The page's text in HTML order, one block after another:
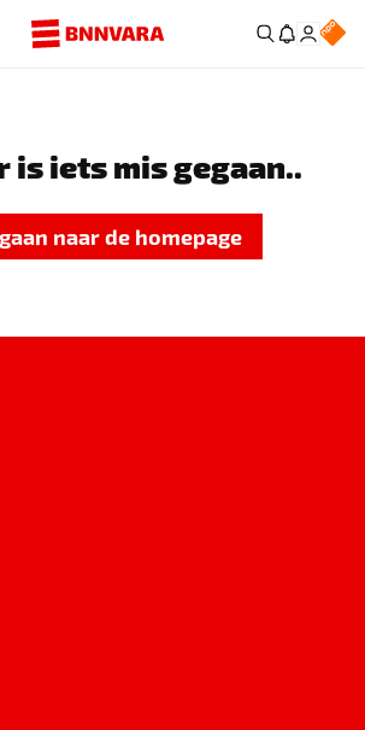
is iets mis gegaan..
naar de homepage